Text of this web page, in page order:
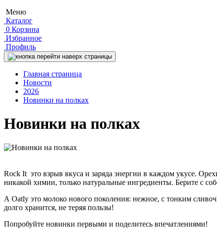
Меню
Каталог
0 Корзина
Избранное
Профиль
Главная страница
Новости
2026
Новинки на полках
Новинки на полках
Rock It это взрыв вкуса и заряда энергии в каждом укусе.
никакой химии, только натуральные ингредиенты. Берите с
А Oatly это молоко нового поколения: нежное, с тонким
долго хранится, не теряя пользы!
Попробуйте новинки первыми и поделитесь впечатлениями!